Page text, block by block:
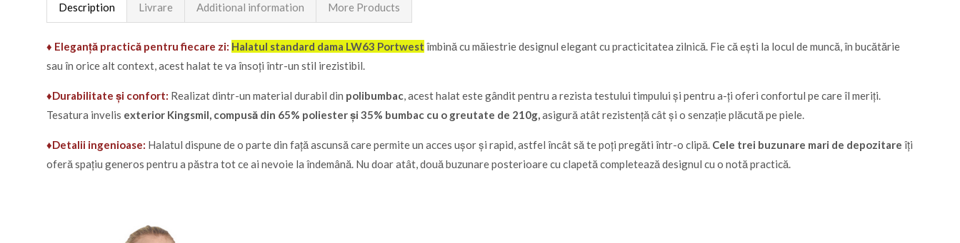
Description Livrare Additional information More Products
♦ Eleganță practică pentru fiecare zi: Halatul standard dama LW63 Portwest îmbină cu măiestrie designul elegant cu practicitatea zilnică. Fie că ești la locul de muncă, în bucătărie
sau în orice alt context, acest halat te va însoți într-un stil irezistibil.
♦Durabilitate și confort: Realizat dintr-un material durabil din polibumbac, acest halat este gândit pentru a rezista testului timpului și pentru a-ți oferi confortul pe care îl meriți.
Tesatura invelis exterior Kingsmil, compusă din 65% poliester și 35% bumbac cu o greutate de 210g,asigură atât rezistență cât și o senzație plăcută pe piele.
♦Detalii ingenioase: Halatul dispune de o parte din față ascunsă care permite un acces ușor și rapid, astfel încât să te poți pregăti într-o clipă. Cele trei buzunare mari de depozitare îți
oferă spațiu generos pentru a păstra tot ce ai nevoie la îndemână. Nu doar atât, două buzunare posterioare cu clapetă completează designul cu o notă practică.